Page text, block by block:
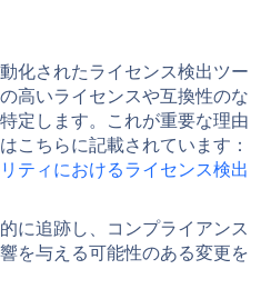
化されたライセンス検出ツー
高いライセンスや互換性のな
定します。これが重要な理由
こちらに記載されています：
ティにおけるライセンス検出
に追跡し、コンプライアンス
を与える可能性のある変更を